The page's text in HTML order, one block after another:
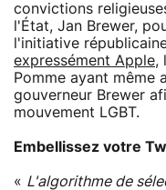
convictions
l'État, Jan Brewer,
l'initiative
expressément Apple,
Pomme ayant même
gouverneur Brewer
mouvement LGBT.
Embellissez votre
« L'algorithme de